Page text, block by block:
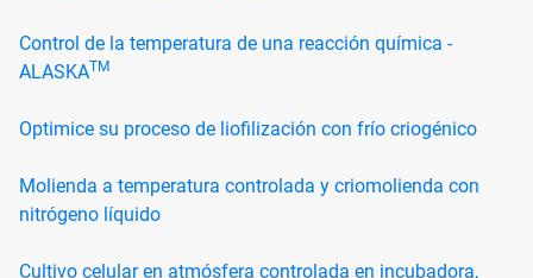
Control de la temperatura de una reacción química -
ALASKATM
Optimice su proceso de liofilización con frío criogénico
Molienda a temperatura controlada y criomolienda con
nitrógeno líquido
Cultivo celular en atmósfera controlada en incubadora,